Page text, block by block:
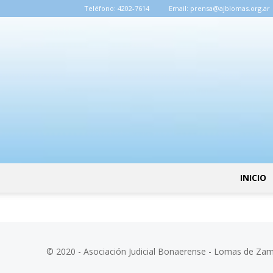
Teléfono: 4202-7614 Email: prensa@ajblomas.org.ar
INICIO
© 2020 - Asociación Judicial Bonaerense - Lomas de